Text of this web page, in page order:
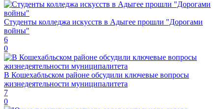
Студенты колледжа искусств в Адыгее прошли "Дорогами
войны"
6
0
В Кошехабльском районе обсудили ключевые вопросы
жизнедеятельности муниципалитета
7
0